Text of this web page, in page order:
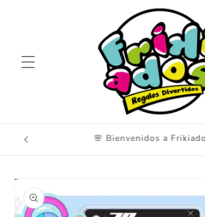
directamente
a la
información